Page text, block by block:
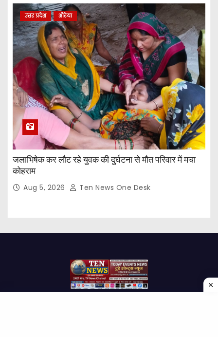
उत्तर प्रदेश औरेया
जलाभिषेक कर लौट रहे युवक की दुर्घटना से मौत परिवार में मचा
कोहराम
Aug 5, 2026 Ten News One Desk